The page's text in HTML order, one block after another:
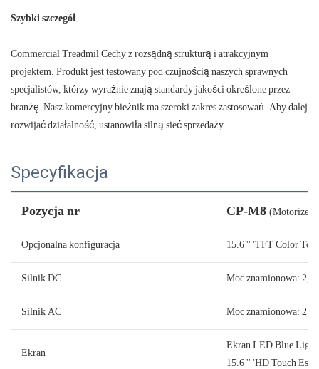
Szybki szczegół
Commercial Treadmil Cechy z rozsądną strukturą i atrakcyjnym
projektem. Produkt jest testowany pod czujnością naszych sprawnych
specjalistów, którzy wyraźnie znają standardy jakości określone przez
branżę. Nasz komercyjny bieżnik ma szeroki zakres zastosowań. Aby dalej
rozwijać działalność, ustanowiła silną sieć sprzedaży.
Specyfikacja
Pozycja nr CP-M8 (Motorized
Opcjonalna konfiguracja 15.6 '' 'TFT Color
Silnik DC Moc znamionowa:
Silnik AC Moc znamionowa:
Ekran
Ekran LED Blue
15.6 '' 'HD Touch